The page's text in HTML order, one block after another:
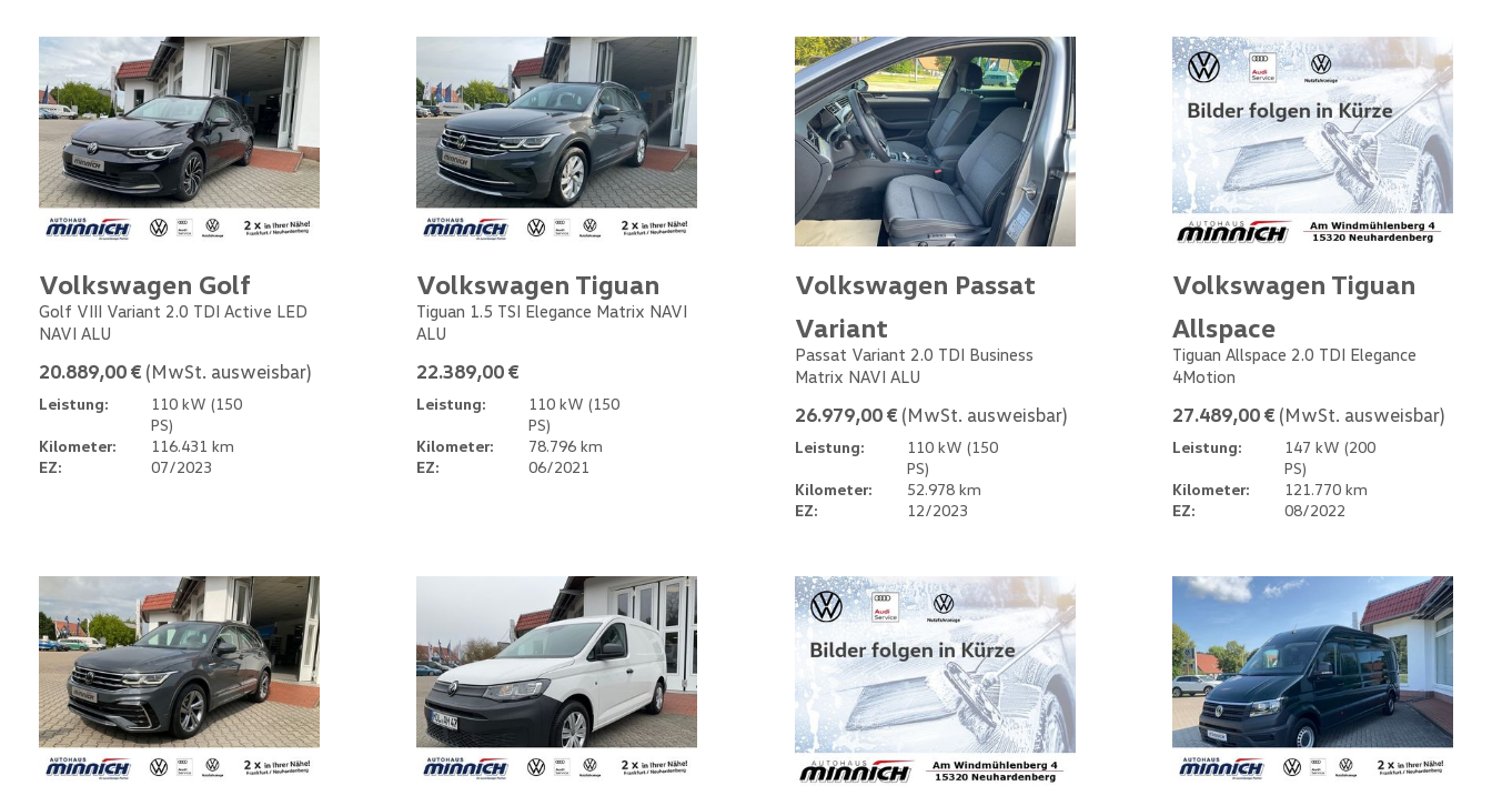
Volkswagen Golf
Golf VIII Variant 2.0 TDI Active LED
NAVI ALU
20.889,00 € (MwSt. ausweisbar)
Leistung:
110 kW (150
PS)
Kilometer:
116.431 km
EZ:
07/2023
Volkswagen Tiguan
Tiguan 1.5 TSI Elegance Matrix NAVI
ALU
22.389,00 €
Leistung:
110 kW (150
PS)
Kilometer:
78.796 km
EZ:
06/2021
Volkswagen Passat
Variant
Passat Variant 2.0 TDI Business
Matrix NAVI ALU
26.979,00 € (MwSt. ausweisbar)
Leistung:
110 kW (150
PS)
Kilometer:
52.978 km
EZ:
12/2023
Volkswagen Tiguan
Allspace
Tiguan Allspace 2.0 TDI Elegance
4Motion
27.489,00 € (MwSt. ausweisbar)
Leistung:
147 kW (200
PS)
Kilometer:
121.770 km
EZ:
08/2022